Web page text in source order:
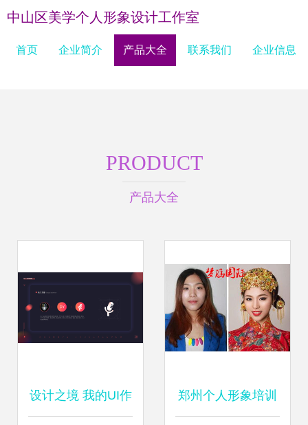
中山区美学个人形象设计工作室
首页 企业简介 产品大全 联系我们 企业信息
PRODUCT
产品大全
设计之境 我的UI作 郑州个人形象培训